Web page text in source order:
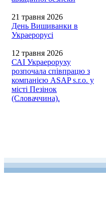
21 травня 2026
День Вишиванки в
Украерорусі
12 травня 2026
САІ Украероруху
розпочала співпрацю з
компанією ASAP s.r.o. у
місті Пезінок
(Словаччина).